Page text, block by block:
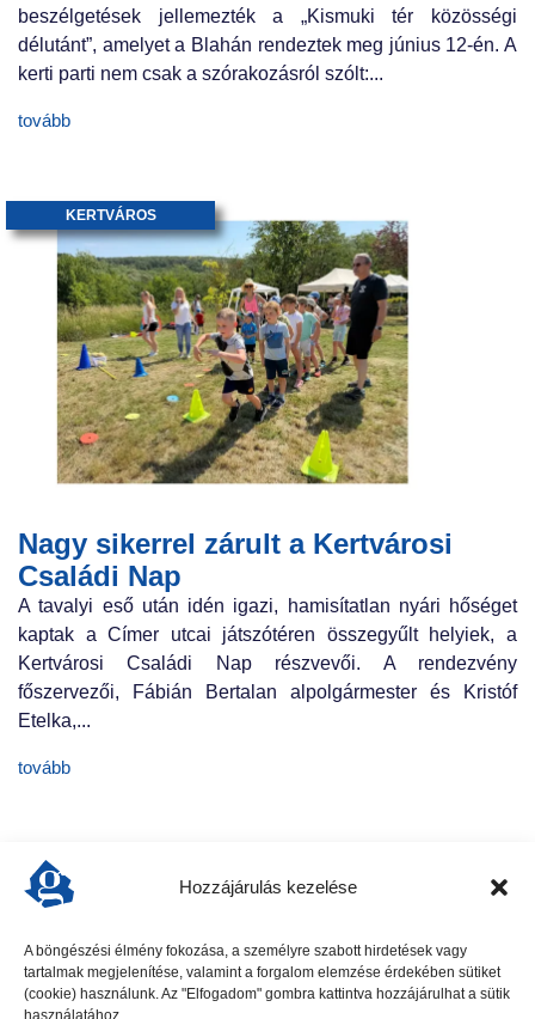
Hozzájárulás kezelése
A böngészési élmény fokozása, a személyre szabott hirdetések vagy
tartalmak megjelenítése, valamint a forgalom elemzése érdekében sütiket
(cookie) használunk. Az "Elfogadom" gombra kattintva hozzájárulhat a sütik
használatához.
beszélgetések jellemezték a „Kismuki tér közösségi
délutánt”, amelyet a Blahán rendeztek meg június 12-én. A
kerti parti nem csak a szórakozásról szólt:...
tovább
Nagy sikerrel zárult a Kertvárosi
Családi Nap
KERTVÁROS
A tavalyi eső után idén igazi, hamisítatlan nyári hőséget
kaptak a Címer utcai játszótéren összegyűlt helyiek, a
Kertvárosi Családi Nap részvevői. A rendezvény
főszervezői, Fábián Bertalan alpolgármester és Kristóf
Etelka,...
tovább
előző cikk következő cikk